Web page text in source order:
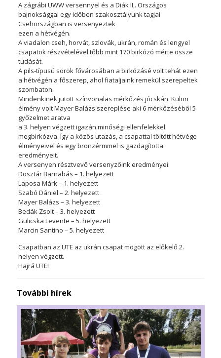
A zágrábi UWW versennyel és a Diák II,. Országos
bajnoksággal egy időben szakosztályunk tagjai
Csehországban is versenyeztek
ezen a hétvégén.
A viadalon cseh, horvát, szlovák, ukrán, román és lengyel
csapatok részvételével tőbb mint 170 birkózó mérte össze
tudását.
A pils-típusú sörök fővárosában a birkózásé volt tehát ezen
a hétvégén a főszerep, ahol fiataljaink remekül szerepeltek
szombaton.
Mindenkinek jutott színvonalas mérkőzés jócskán. Külön
élmény volt Mayer Balázs szereplése aki 6 mérkőzéséből 5
győzelmet aratva
a 3. helyen végzett igazán minőségi ellenfelekkel
megbirkózva. Így a közös utazás, a csapattal töltött hétvége
élményeivel és egy bronzérmmel is gazdagította
eredményeit.
A versenyen résztvevő versenyzőink eredményei:
Dosztár Barnabás – 1. helyezett
Laposa Márk – 1. helyezett
Szabó Dániel – 2. helyezett
Mayer Balázs – 3. helyezett
Bedák Zsolt – 3. helyezett
Gulicska Levente – 5. helyezett
Marcin Santino – 5. helyezett
Csapatban az UTE az ukrán csapat mögött az előkelő 2.
helyen végzett.
Hajrá UTE!
További hírek